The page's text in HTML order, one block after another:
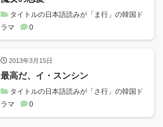
タイトルの日本語読みが「ま行」の韓国ド
ラマ
0
2013年3月15日
最高だ、イ・スンシン
タイトルの日本語読みが「さ行」の韓国ド
ラマ
0